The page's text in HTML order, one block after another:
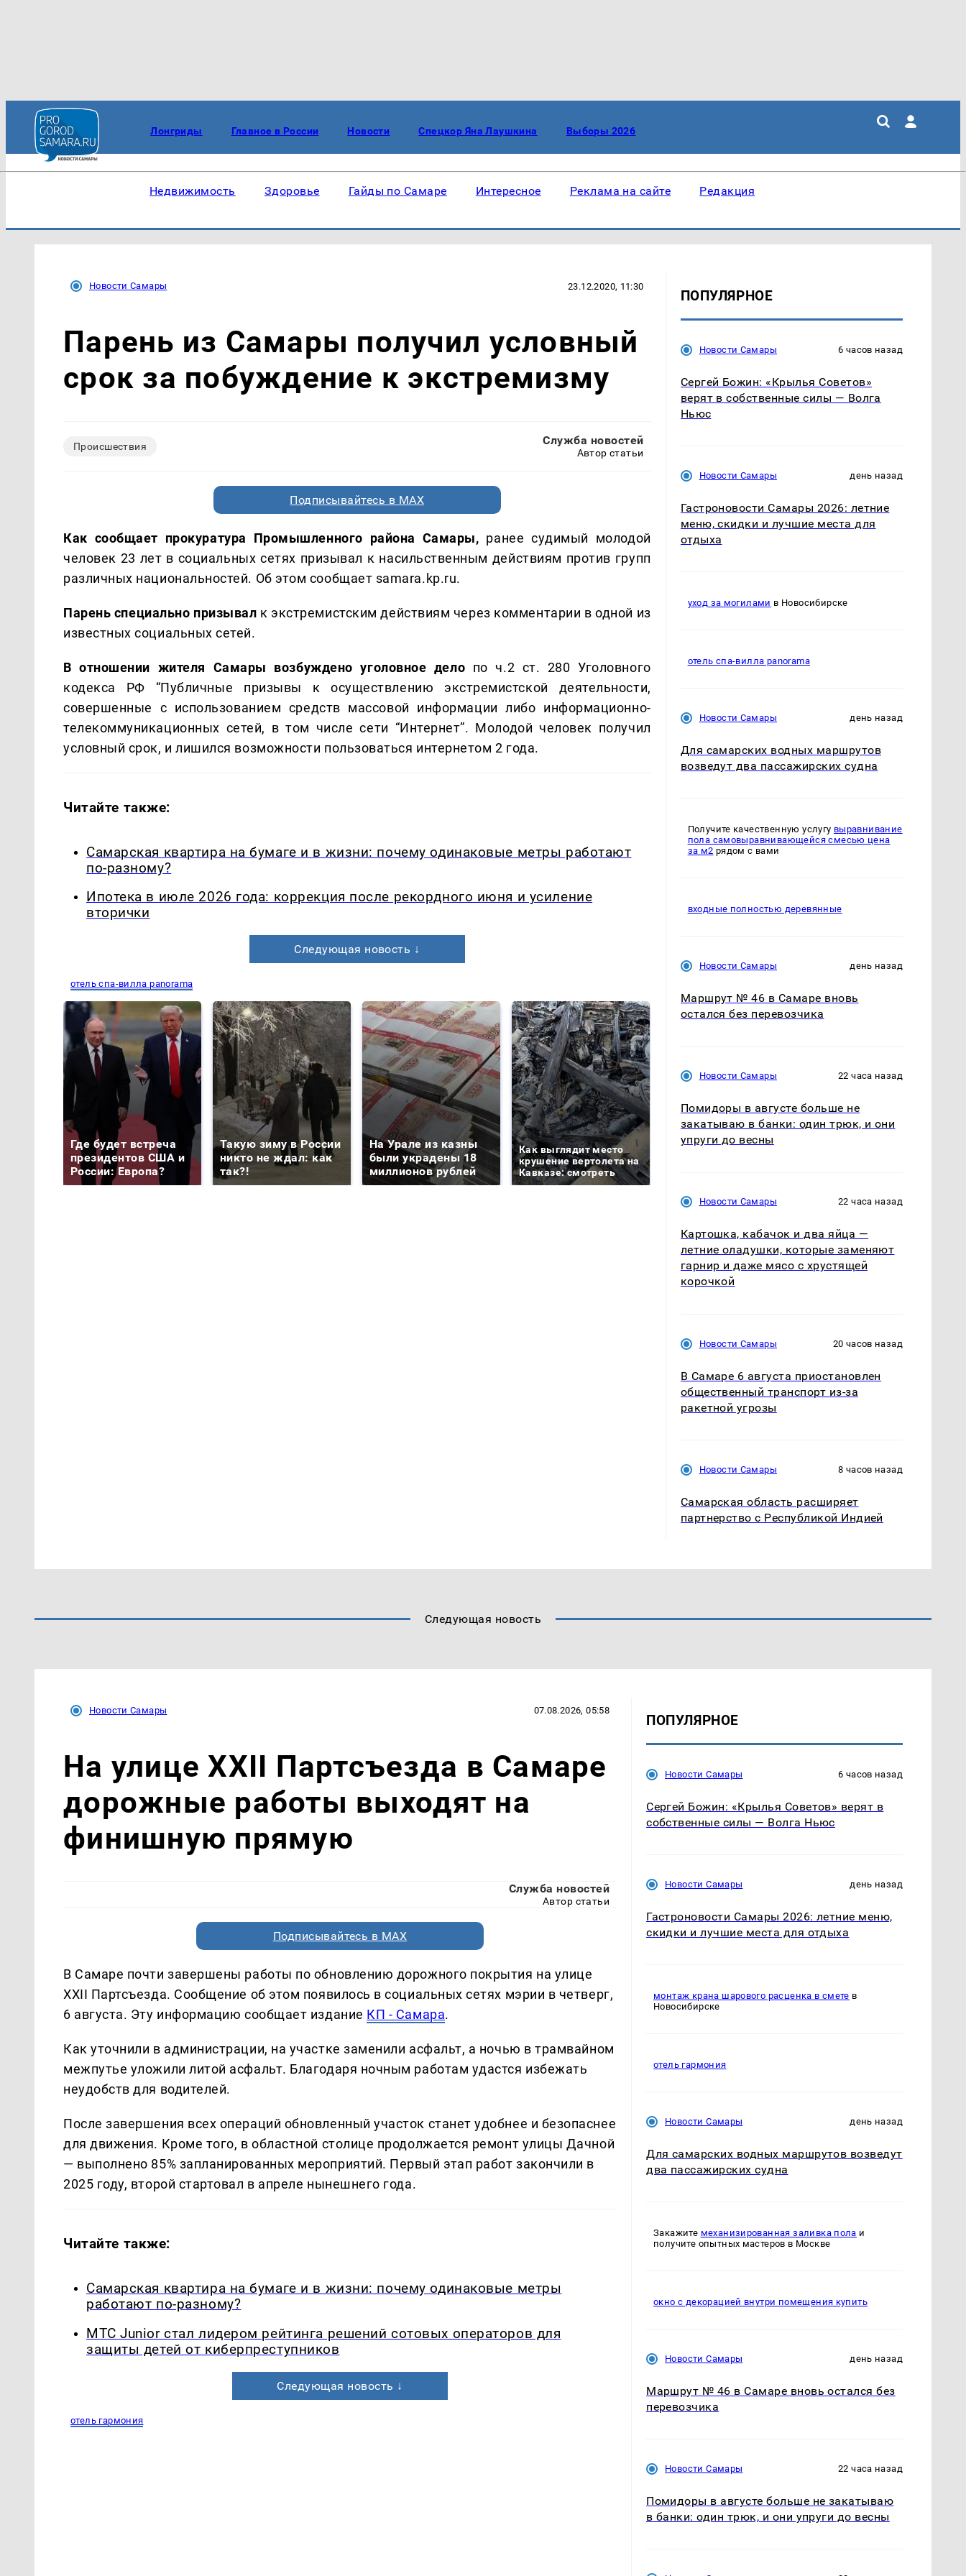
Лонгриды Главное в России Новости Спецкор Яна Лаушкина Выборы 2026
Недвижимость Здоровье Гайды по Самаре Интересное Реклама на сайте Редакция
Новости Самары 23.12.2020, 11:30
Парень из Самары получил условный
срок за побуждение к экстремизму
Происшествия Служба новостей
Автор статьи
Подписывайтесь в MAX
Как сообщает прокуратура Промышленного района Самары, ранее судимый молодой
человек 23 лет в социальных сетях призывал к насильственным действиям против групп
различных национальностей. Об этом сообщает samara.kp.ru.
Парень специально призывал к экстремистским действиям через комментарии в одной из
известных социальных сетей.
В отношении жителя Самары возбуждено уголовное дело по ч.2 ст. 280 Уголовного
кодекса РФ “Публичные призывы к осуществлению экстремистской деятельности,
совершенные с использованием средств массовой информации либо информационно-
телекоммуникационных сетей, в том числе сети “Интернет”. Молодой человек получил
условный срок, и лишился возможности пользоваться интернетом 2 года.
Читайте также:
Самарская квартира на бумаге и в жизни: почему одинаковые метры работают
по-разному?
Ипотека в июле 2026 года: коррекция после рекордного июня и усиление
вторички
Следующая новость ↓
отель спа-вилла panorama
Где будет встреча
президентов США и
России: Европа?
Такую зиму в России
никто не ждал: как
так?!
На Урале из казны
были украдены 18
миллионов рублей
Как выглядит место
крушение вертолета на
Кавказе: смотреть
Не ешьте эту
ПОПУЛЯРНОЕ
Новости Самары 6 часов назад
Сергей Божин: «Крылья Советов»
верят в собственные силы — Волга
Ньюс
Новости Самары день назад
Гастроновости Самары 2026: летние
меню, скидки и лучшие места для
отдыха
уход за могилами в Новосибирске
отель спа-вилла panorama
Новости Самары день назад
Для самарских водных маршрутов
возведут два пассажирских судна
Получите качественную услугу выравнивание
пола самовыравнивающейся смесью цена
за м2 рядом с вами
входные полностью деревянные
Новости Самары день назад
Маршрут № 46 в Самаре вновь
остался без перевозчика
Новости Самары 22 часа назад
Помидоры в августе больше не
закатываю в банки: один трюк, и они
упруги до весны
Новости Самары 22 часа назад
Картошка, кабачок и два яйца —
летние оладушки, которые заменяют
гарнир и даже мясо с хрустящей
корочкой
Новости Самары 20 часов назад
В Самаре 6 августа приостановлен
общественный транспорт из-за
ракетной угрозы
Новости Самары 8 часов назад
Самарская область расширяет
партнерство с Республикой Индией
Следующая новость
Новости Самары 07.08.2026, 05:58
На улице XXII Партсъезда в Самаре
дорожные работы выходят на
финишную прямую
Служба новостей
Автор статьи
Подписывайтесь в MAX
В Самаре почти завершены работы по обновлению дорожного покрытия на улице
XXII Партсъезда. Сообщение об этом появилось в социальных сетях мэрии в четверг,
6 августа. Эту информацию сообщает издание КП - Самара.
Как уточнили в администрации, на участке заменили асфальт, а ночью в трамвайном
межпутье уложили литой асфальт. Благодаря ночным работам удастся избежать
неудобств для водителей.
После завершения всех операций обновленный участок станет удобнее и безопаснее
для движения. Кроме того, в областной столице продолжается ремонт улицы Дачной
— выполнено 85% запланированных мероприятий. Первый этап работ закончили в
2025 году, второй стартовал в апреле нынешнего года.
Читайте также:
Самарская квартира на бумаге и в жизни: почему одинаковые метры
работают по-разному?
МТС Junior стал лидером рейтинга решений сотовых операторов для
защиты детей от киберпреступников
Следующая новость ↓
отель гармония
ПОПУЛЯРНОЕ
Новости Самары 6 часов назад
Сергей Божин: «Крылья Советов» верят в
собственные силы — Волга Ньюс
Новости Самары день назад
Гастроновости Самары 2026: летние меню,
скидки и лучшие места для отдыха
монтаж крана шарового расценка в смете в
Новосибирске
отель гармония
Новости Самары день назад
Для самарских водных маршрутов возведут
два пассажирских судна
Закажите механизированная заливка пола и
получите опытных мастеров в Москве
окно с декорацией внутри помещения купить
Новости Самары день назад
Маршрут № 46 в Самаре вновь остался без
перевозчика
Новости Самары 22 часа назад
Помидоры в августе больше не закатываю
в банки: один трюк, и они упруги до весны